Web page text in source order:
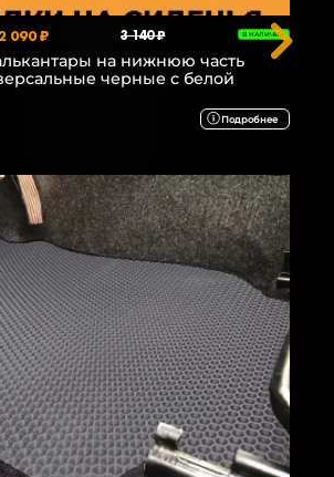
090 ₽ 3 140 ₽ В НАЛИЧИИ
на нижнюю часть
черные с белой
Подробнее